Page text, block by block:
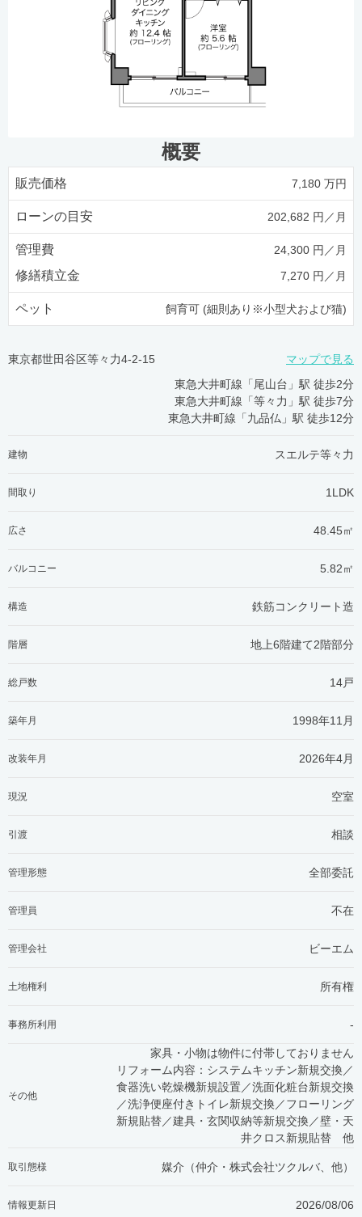
概要
販売価格 7,180 万円
ローンの目安 202,682 円／月
管理費 24,300 円／月
修繕積立金 7,270 円／月
ペット 飼育可 (細則あり※小型犬および猫)
東京都世田谷区等々力4-2-15
マップで見る
東急大井町線「尾山台」駅 徒歩2分
東急大井町線「等々力」駅 徒歩7分
東急大井町線「九品仏」駅 徒歩12分
建物 スエルテ等々力
間取り 1LDK
広さ 48.45㎡
バルコニー 5.82㎡
構造 鉄筋コンクリート造
階層 地上6階建て2階部分
総戸数 14戸
築年月 1998年11月
改装年月 2026年4月
現況 空室
引渡 相談
管理形態 全部委託
管理員 不在
管理会社 ビーエム
土地権利 所有権
事務所利用 -
その他
家具・小物は物件に付帯しておりません
リフォーム内容：システムキッチン新規交換／
食器洗い乾燥機新規設置／洗面化粧台新規交換
／洗浄便座付きトイレ新規交換／フローリング
新規貼替／建具・玄関収納等新規交換／壁・天
井クロス新規貼替 他
取引態様 媒介（仲介・ 株式会社ツクルバ、他）
情報更新日 2026/08/06